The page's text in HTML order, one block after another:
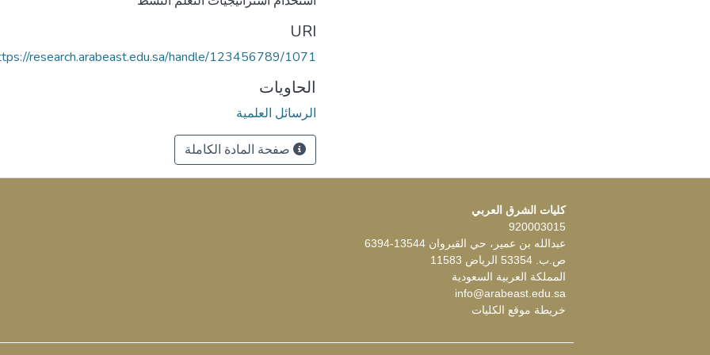
URI
research.arabeast.edu.sa/handle/123456789/1071
الحاويات
الرسائل العلمية
صفحة المادة الكاملة
كليات الشرق العربي
920003015
عبدالله بن عمير، حي القيروان 13544-6394
ص.ب. 53354 الرياض 11583
المملكة العربية السعودية
info@arabeast.edu.sa
خريطة موقع الكليات